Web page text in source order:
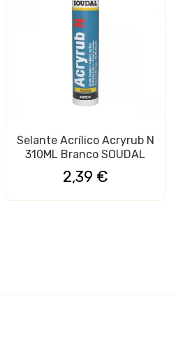
Selante Acrílico Acryrub N
310ML Branco SOUDAL
2,39 €